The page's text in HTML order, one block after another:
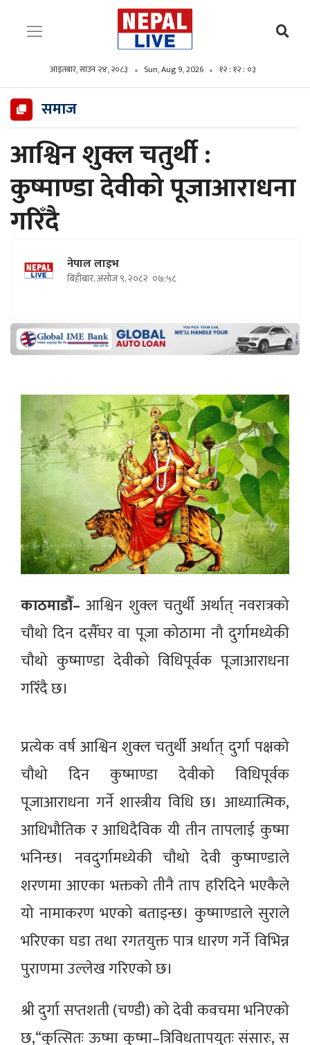
आइतबार, साउन २४, २०८३ Sun, Aug 9, 2026 १२ : १२ : ०४
समाज
आश्विन शुक्ल चतुर्थी :
कुष्माण्डा देवीको पूजाआराधना
गरिँदै
नेपाल लाइभ
बिहीबार, असोज ९, २०८२ ०७:५८
काठमाडौँ–आश्विन शुक्ल चतुर्थी अर्थात् नवरात्रको
चौथो दिन दसैँघर वा पूजा कोठामा नौ दुर्गामध्येकी
चौथो कुष्माण्डा देवीको विधिपूर्वक पूजाआराधना
गरिँदै छ।
प्रत्येक वर्ष आश्विन शुक्ल चतुर्थी अर्थात् दुर्गा पक्षको
चौथो दिन कुष्माण्डा देवीको विधिपूर्वक
पूजाआराधना गर्ने शास्त्रीय विधि छ। आध्यात्मिक,
आधिभौतिक र आधिदैविक यी तीन तापलाई कुष्मा
भनिन्छ। नवदुर्गामध्येकी चौथो देवी कुष्माण्डाले
शरणमा आएका भक्तको तीनै ताप हरिदिने भएकैले
यो नामाकरण भएको बताइन्छ। कुष्माण्डाले सुराले
भरिएका घडा तथा रगतयुक्त पात्र धारण गर्ने विभिन्न
पुराणमा उल्लेख गरिएको छ।
श्री दुर्गा सप्तशती (चण्डी) को देवी कवचमा भनिएको
छ,“कुत्सितः ऊष्मा कुष्मा–त्रिविधतापयुतः संसारः, स